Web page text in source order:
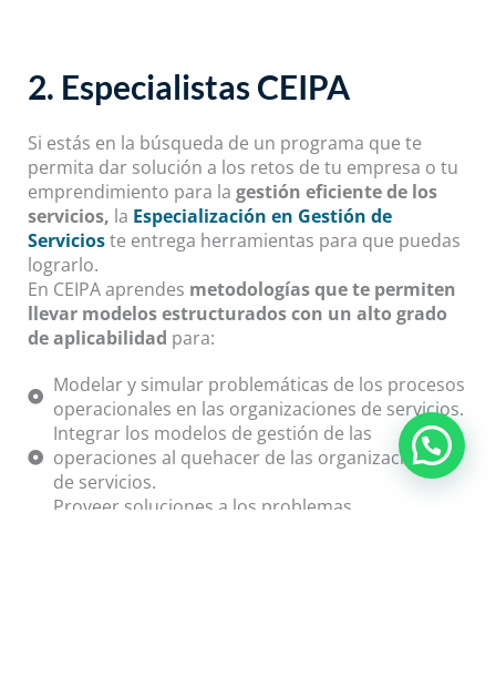
2. Especialistas CEIPA
Si estás en la búsqueda de un programa que te
permita dar solución a los retos de tu empresa o tu
emprendimiento para la gestión eficiente de los
servicios, la Especialización en Gestión de
Servicioste entrega herramientas para que puedas
lograrlo.
En CEIPA aprendes metodologías que te permiten
llevar modelos estructurados con un alto grado
de aplicabilidad para:
Modelar y simular problemáticas de los procesos
operacionales en las organizaciones de servicios.
Integrar los modelos de gestión de las
operaciones al quehacer de las organizaciones
de servicios.
Proveer soluciones a los problemas